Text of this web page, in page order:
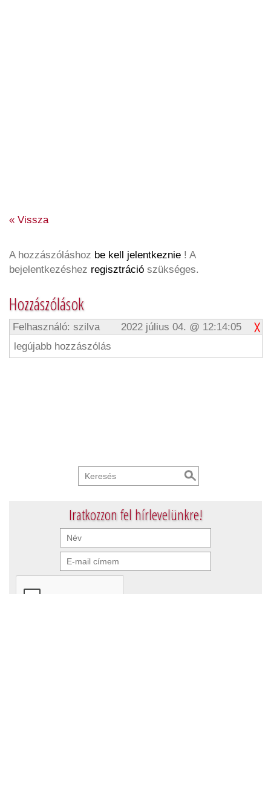
« Vissza
A hozzászóláshoz be kell jelentkeznie ! A
bejelentkezéshez regisztráció szükséges.
Hozzászólások
Felhasználó: szilva
2022 július 04. @ 12:14:05
legújabb hozzászólás
Iratkozzon fel hírlevelünkre!